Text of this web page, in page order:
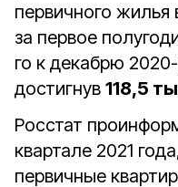
первичного жилья
за первое
го к декабрю
достигнув 118,5
Росстат
квартале 2021
первичные